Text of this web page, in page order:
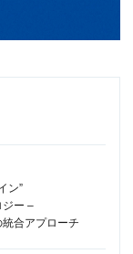
ン”
ジー –
合アプローチ